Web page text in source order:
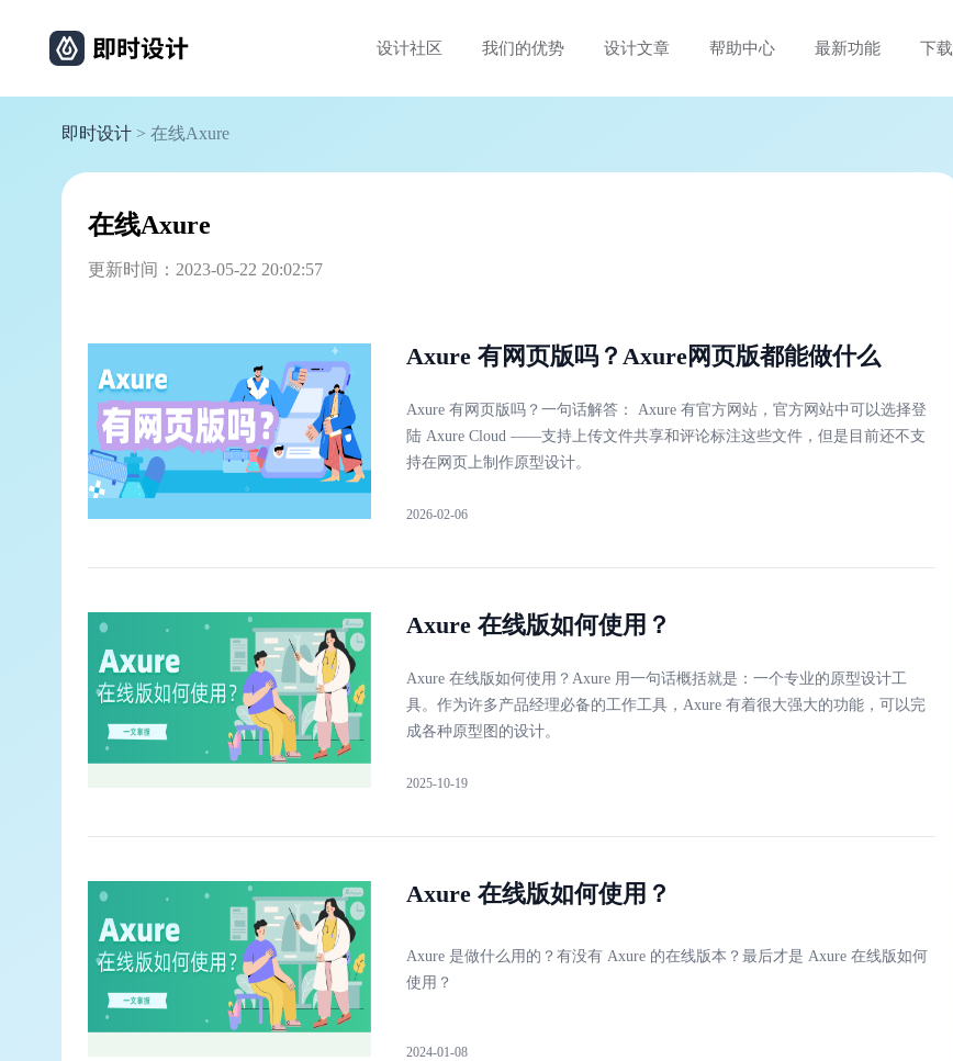
设计社区 我们的优势 设计文章 帮助中心 最新功能 下载
即时设计 > 在线Axure
在线Axure
更新时间：2023-05-22 20:02:57
Axure 有网页版吗？Axure网页版都能做什么
Axure 有网页版吗？一句话解答： Axure 有官方网站，官方网站中可以选择登
陆 Axure Cloud ——支持上传文件共享和评论标注这些文件，但是目前还不支
持在网页上制作原型设计。
2026-02-06
Axure 在线版如何使用？
Axure 在线版如何使用？Axure 用一句话概括就是：一个专业的原型设计工
具。作为许多产品经理必备的工作工具，Axure 有着很大强大的功能，可以完
成各种原型图的设计。
2025-10-19
Axure 在线版如何使用？
Axure 是做什么用的？有没有 Axure 的在线版本？最后才是 Axure 在线版如何
使用？
2024-01-08